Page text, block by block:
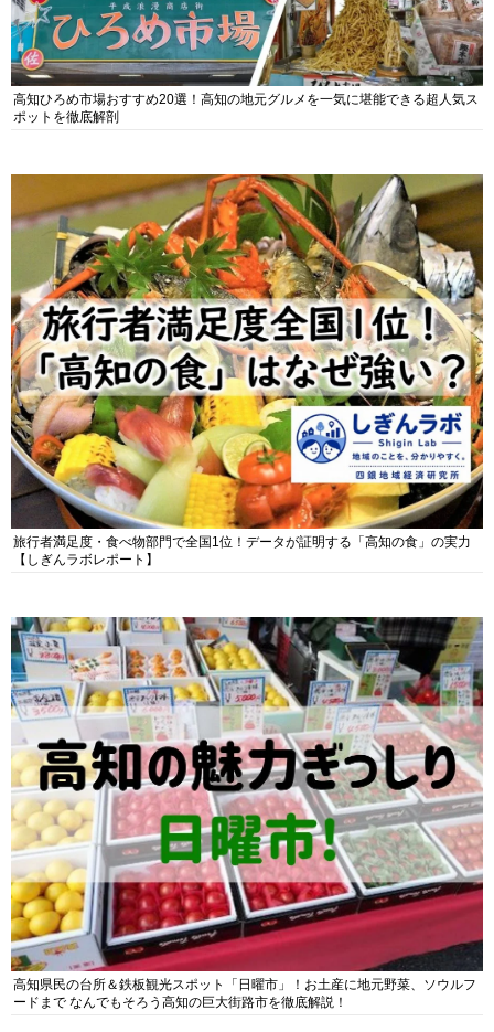
高知ひろめ市場おすすめ20選！高知の地元グルメを一気に堪能できる超人気ス
ポットを徹底解剖
旅行者満足度・食べ物部門で全国1位！データが証明する「高知の食」の実力
【しぎんラボレポート】
高知県民の台所＆鉄板観光スポット「日曜市」！お土産に地元野菜、ソウルフ
ードまで なんでもそろう高知の巨大街路市を徹底解説！